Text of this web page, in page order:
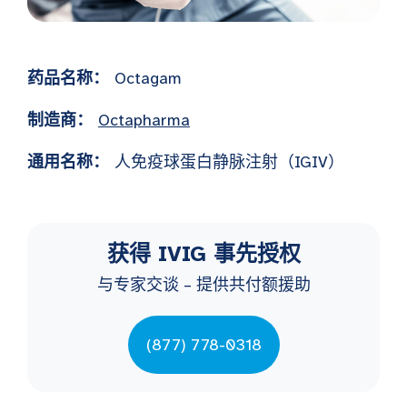
药品名称： Octagam
制造商： Octapharma
通用名称： 人免疫球蛋白静脉注射（IGIV）
获得 IVIG 事先授权
与专家交谈 – 提供共付额援助
(877) 778-0318